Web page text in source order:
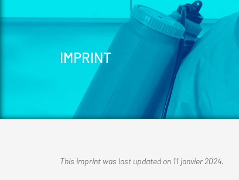
IMPRINT
This imprint was last updated on 11 janvier 2024.